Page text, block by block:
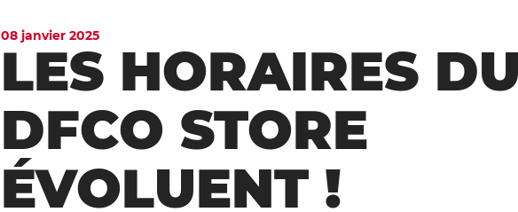
08 janvier 2025
LES HORAIRES
DFCO STORE
ÉVOLUENT !